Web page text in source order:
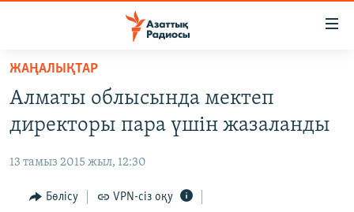
Skip
main
content
to
Navigation
AZATTYQTV
ҚАҢТАР ОҚИҒАСЫ
АДАМ ҚҰҚЫҚТАРЫ
ЖАҢАЛЫҚТАР
Алматы облысында мектеп
директоры пара үшін жазаланды
13 тамыз 2015 жыл, 12:30
Бөлісу VPN-сіз оқу